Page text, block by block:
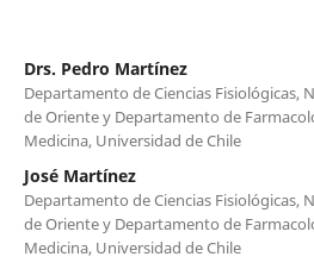
Drs. Pedro Martínez
Departamento de Ciencias Fisiológicas,
de Oriente y Departamento de
Medicina, Universidad de Chile
José Martínez
Departamento de Ciencias Fisiológicas,
de Oriente y Departamento de
Medicina, Universidad de Chile